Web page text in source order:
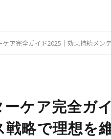
ア完全ガイド2025｜効果持続メン
ケア完全ガ
略で理想を